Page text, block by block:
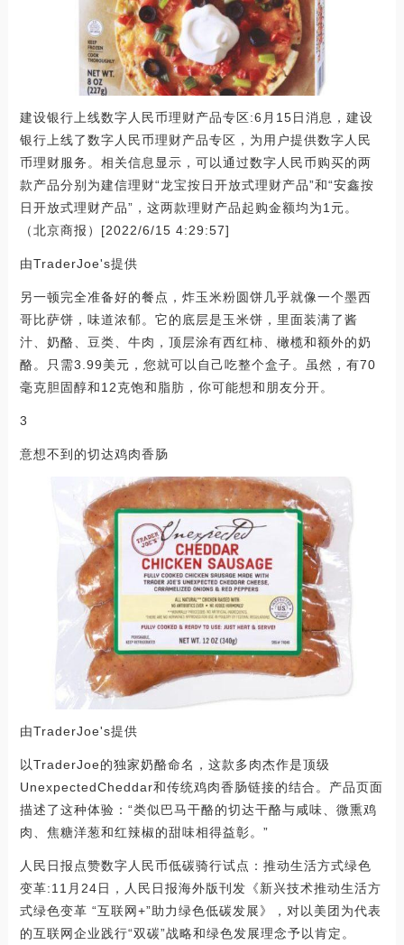
建设银行上线数字人民币理财产品专区:6月15日消息，建设
银行上线了数字人民币理财产品专区，为用户提供数字人民
币理财服务。相关信息显示，可以通过数字人民币购买的两
款产品分别为建信理财“龙宝按日开放式理财产品”和“安鑫按
日开放式理财产品”，这两款理财产品起购金额均为1元。
（北京商报）[2022/6/15 4:29:57]
由TraderJoe's提供
另一顿完全准备好的餐点，炸玉米粉圆饼几乎就像一个墨西
哥比萨饼，味道浓郁。它的底层是玉米饼，里面装满了酱
汁、奶酪、豆类、牛肉，顶层涂有西红柿、橄榄和额外的奶
酪。只需3.99美元，您就可以自己吃整个盒子。虽然，有70
毫克胆固醇和12克饱和脂肪，你可能想和朋友分开。
3
意想不到的切达鸡肉香肠
由TraderJoe's提供
以TraderJoe的独家奶酪命名，这款多肉杰作是顶级
UnexpectedCheddar和传统鸡肉香肠链接的结合。产品页面
描述了这种体验：“类似巴马干酪的切达干酪与咸味、微熏鸡
肉、焦糖洋葱和红辣椒的甜味相得益彰。”
人民日报点赞数字人民币低碳骑行试点：推动生活方式绿色
变革:11月24日，人民日报海外版刊发《新兴技术推动生活方
式绿色变革 “互联网+”助力绿色低碳发展》，对以美团为代表
的互联网企业践行“双碳”战略和绿色发展理念予以肯定。